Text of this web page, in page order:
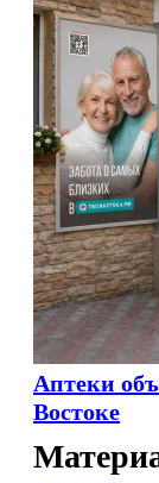
Аптеки
Востоке